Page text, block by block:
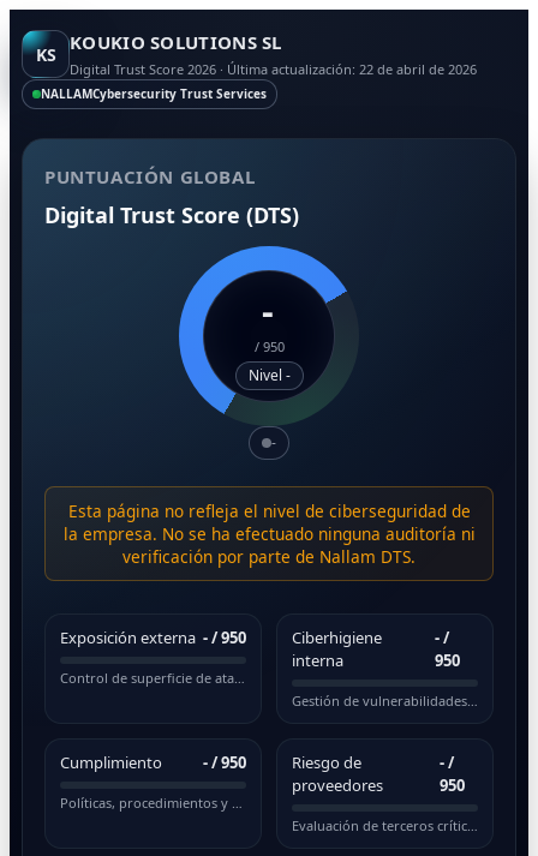
KS KOUKIO SOLUTIONS SL
Digital Trust Score 2026 · Última actualización: 22 de abril de 2026
NALLAMCybersecurity Trust Services
PUNTUACIÓN GLOBAL
Digital Trust Score (DTS)
-
/ 950
Nivel -
-
Esta página no refleja el nivel de ciberseguridad de
la empresa. No se ha efectuado ninguna auditoría ni
verificación por parte de Nallam DTS.
Exposición externa -/ 950
Control de superficie de ataque pública
Ciberhigiene
interna
-/
950
Gestión de vulnerabilidades y actualizaciones
Cumplimiento -/ 950
Políticas, procedimientos y normativas
Riesgo de
proveedores
-/
950
Evaluación de terceros críticos